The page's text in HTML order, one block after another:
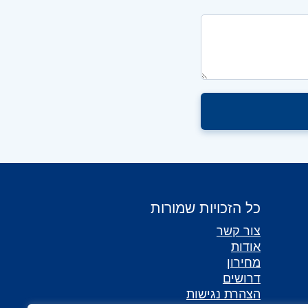
כל הזכויות שמורות
צור קשר
אודות
מחירון
דרושים
הצהרת נגישות